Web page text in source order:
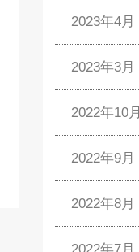
2023年4月
2023年3月
2022年10月
2022年9月
2022年8月